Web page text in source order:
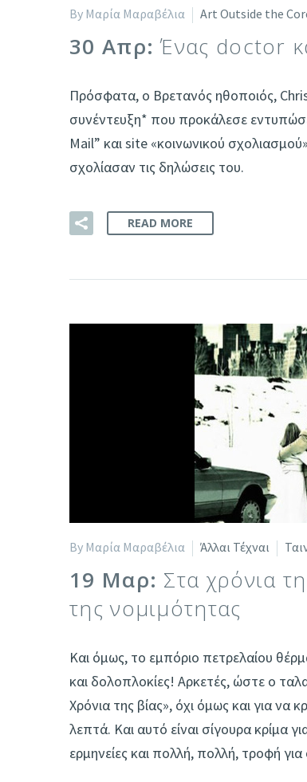
By Μαρία Μαραβέλια Art Outside the
30 Απρ:Ένας doctor
Πρόσφατα, ο Bρετανός ηθοποιός,
συνέντευξη* που προκάλεσε
Mail” και site «κοινωνικού
σχολίασαν τις δηλώσεις του.
READ MORE
By Μαρία Μαραβέλια Άλλαι Τέχναι
19 Μαρ: Στα χρόνια
της νομιμότητας
Και όμως, το εμπόριο πετρελαίου
και δολοπλοκίες! Aρκετές, ώστε o
Χρόνια της βίας», όχι όμως και για
λεπτά. Και αυτό είναι σίγουρα κρίμα
ερμηνείες και πολλή, πολλή, τροφή